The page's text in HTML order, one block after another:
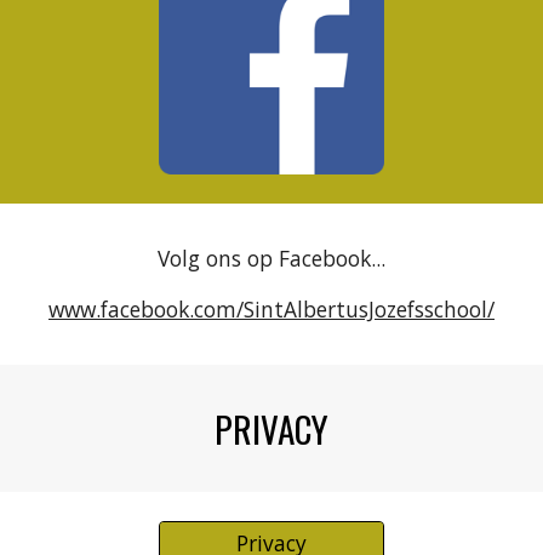
Volg ons op Facebook...
www.facebook.com/SintAlbertusJozefsschool/
PRIVACY
Privacy